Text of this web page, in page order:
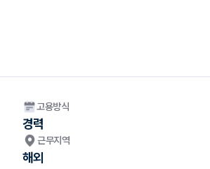
고용방식
경력
근무지역
해외